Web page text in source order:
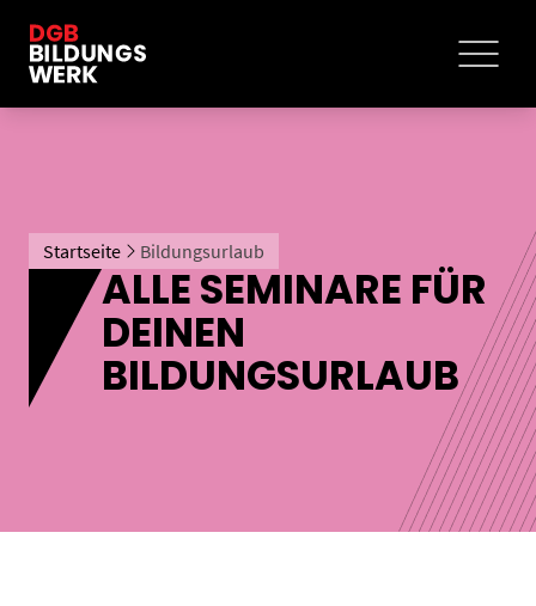
Startseite Bildungsurlaub
ALLE SEMINARE FÜR
DEINEN
BILDUNGSURLAUB